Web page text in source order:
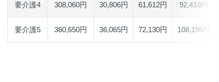
要介護4 308,060円 30,806円 61,612円 92,418円
要介護5 360,650円 36,065円 72,130円 108,195円